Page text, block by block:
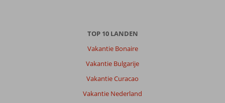
TOP 10 LANDEN
Vakantie Bonaire
Vakantie Bulgarije
Vakantie Curacao
Vakantie Nederland